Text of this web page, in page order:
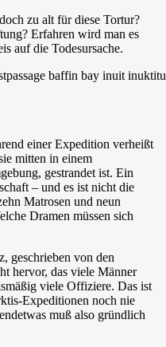
zu alt für diese Tortur?
Erfahren wird man es
auf die Todesursache.
einer Expedition verheißt
mitten in einem
gestrandet ist. Ein
– und es ist nicht die
Matrosen und neun
Dramen müssen sich
geschrieben von den
hervor, das viele Männer
viele Offiziere. Das ist
Expeditionen noch nie
muß also gründlich